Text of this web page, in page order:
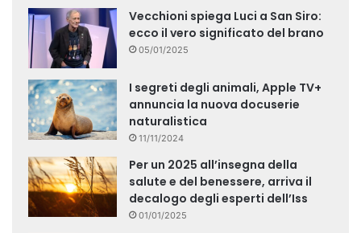
Vecchioni spiega Luci a San Siro:
ecco il vero significato del brano
05/01/2025
I segreti degli animali, Apple TV+
annuncia la nuova docuserie
naturalistica
11/11/2024
Per un 2025 all’insegna della
salute e del benessere, arriva il
decalogo degli esperti dell’Iss
01/01/2025